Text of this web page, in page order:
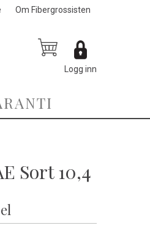
Om Fibergrossisten
Logg inn
Sort 10,4